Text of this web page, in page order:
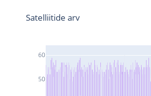
50
60
Satelliitide arv